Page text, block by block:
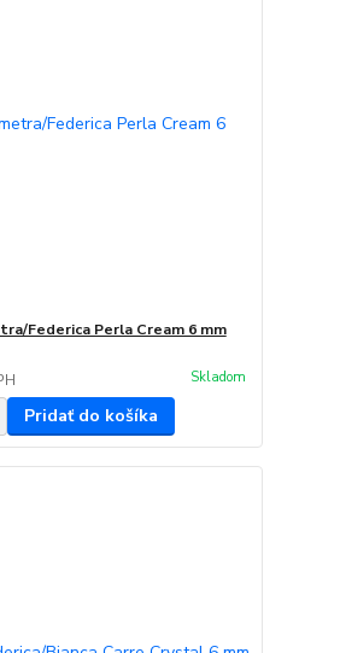
Federica Perla Cream 6 mm
Skladom
Pridať do košíka